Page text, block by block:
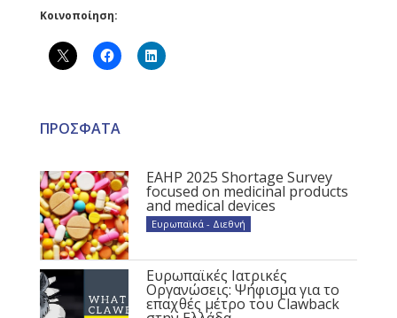
Κοινοποίηση:
ΠΡΟΣΦΑΤΑ
EAHP 2025 Shortage Survey
focused on medicinal products
and medical devices
Ευρωπαϊκά - Διεθνή
Ευρωπαϊκές Ιατρικές
Οργανώσεις: Ψήφισμα για το
επαχθές μέτρο του Clawback